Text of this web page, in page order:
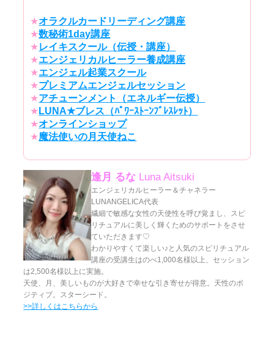
★オラクルカードリーディング講座
★数秘術1day講座
★レイキスクール（伝授・講座）
★エンジェリカルヒーラー養成講座
★エンジェル起業スクール
★プレミアムエンジェルセッション
★アチューンメント（エネルギー伝授）
★ LUNA★ブレス（ﾊﾟﾜｰｽﾄｰﾝﾌﾞﾚｽﾚｯﾄ）
★オンラインショップ
★魔法使いの月天使ねこ
逢月 るな Luna Aitsuki
エンジェリカルヒーラー＆チャネラー
LUNANGELICA代表
繊細で敏感な女性の天使性を呼び覚まし、スピ
リチュアルに美しく輝くためのサポートをさせ
ていただきます♡
わかりやすくて楽しい♪と人気のスピリチュアル
講座の受講生はのべ1,000名様以上、セッション
は2,500名様以上に実施。
天使、月、美しいものが大好きで幸せな引き寄せが得意。天性のポ
ジティブ。スターシード。
>>詳しくはこちらから